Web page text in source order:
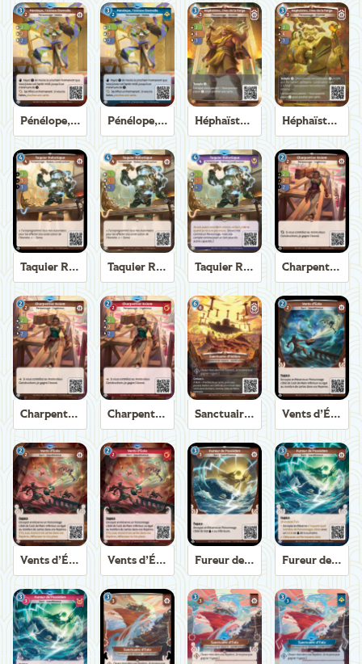
Pénélope, Tisseuse Éternelle Pénélope, Tisseuse Éternelle Héphaïstos, Dieu de la Forge Héphaïstos, Dieu de la Forge
Taquier Robotique Taquier Robotique Taquier Robotique Charpentier Axiom
Charpentier Axiom Charpentier Axiom Sanctuaire d'Hélios Vents d’Éole
Vents d’Éole Vents d’Éole Fureur de Poséidon Fureur de Poséidon